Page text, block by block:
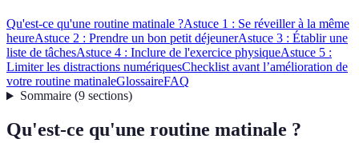
Qu'est-ce qu'une routine matinale ?Astuce 1 : Se réveiller à la même
heureAstuce 2 : Prendre un bon petit déjeunerAstuce 3 : Établir une
liste de tâchesAstuce 4 : Inclure de l'exercice physiqueAstuce 5 :
Limiter les distractions numériquesChecklist avant l’amélioration de
votre routine matinaleGlossaireFAQ
Sommaire(9 sections)
Qu'est-ce qu'une routine matinale ?